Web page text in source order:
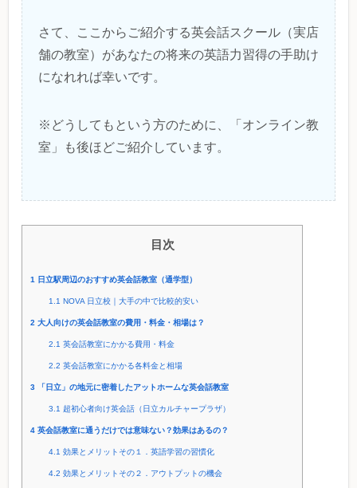
さて、ここからご紹介する英会話スクール（実店
舗の教室）があなたの将来の英語力習得の手助け
になれれば幸いです。
※どうしてもという方のために、「オンライン教
室」も後ほどご紹介しています。
目次
1 日立駅周辺のおすすめ英会話教室（通学型）
1.1 NOVA 日立校｜大手の中で比較的安い
2 大人向けの英会話教室の費用・料金・相場は？
2.1 英会話教室にかかる費用・料金
2.2 英会話教室にかかる各料金と相場
3 「日立」の地元に密着したアットホームな英会話教室
3.1 超初心者向け英会話（日立カルチャープラザ）
4 英会話教室に通うだけでは意味ない？効果はあるの？
4.1 効果とメリットその１．英語学習の習慣化
4.2 効果とメリットその２．アウトプットの機会